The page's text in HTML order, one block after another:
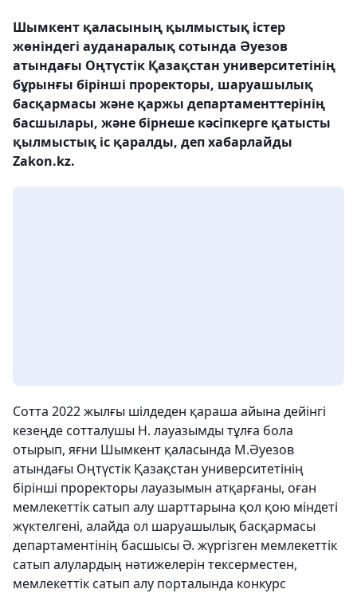
Шымкент қаласының қылмыстық істер
жөніндегі ауданаралық сотында Әуезов
атындағы Оңтүстік Қазақстан университетінің
бұрынғы бірінші проректоры, шаруашылық
басқармасы және қаржы департаменттерінің
басшылары, және бірнеше кәсіпкерге қатысты
қылмыстық іс қаралды, деп хабарлайды
Zakon.kz.
Сотта 2022 жылғы шілдеден қараша айына дейінгі
кезеңде сотталушы Н. лауазымды тұлға бола
отырып, яғни Шымкент қаласында М.Әуезов
атындағы Оңтүстік Қазақстан университетінің
бірінші проректоры лауазымын атқарғаны, оған
мемлекеттік сатып алу шарттарына қол қою міндеті
жүктелгені, алайда ол шаруашылық басқармасы
департаментінің басшысы Ә. жүргізген мемлекеттік
сатып алулардың нәтижелерін тексерместен,
мемлекеттік сатып алу порталында конкурс